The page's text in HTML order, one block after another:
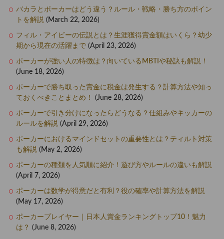
バカラとポーカーはどう違う？ルール・戦略・勝ち方のポイン
トを解説 (March 22, 2026)
フィル・アイビーの伝説とは？生涯獲得賞金額はいくら？幼少
期から現在の活躍まで (April 23, 2026)
ポーカーが強い人の特徴は？向いているMBTIや秘訣も解説！
(June 18, 2026)
ポーカーで勝ち取った賞金に税金は発生する？計算方法や知っ
ておくべきことまとめ！
(June 28, 2026)
ポーカーで引き分けになったらどうなる？仕組みやキッカーの
ルールを解説 (April 29, 2026)
ポーカーにおけるマインドセットの重要性とは？ティルト対策
も解説 (May 2, 2026)
ポーカーの種類を人気順に紹介！遊び方やルールの違いも解説
(April 7, 2026)
ポーカーは数学が得意だと有利？役の確率や計算方法を解説
(May 17, 2026)
ポーカープレイヤー｜日本人賞金ランキングトップ10！魅力
は？ (June 8, 2026)